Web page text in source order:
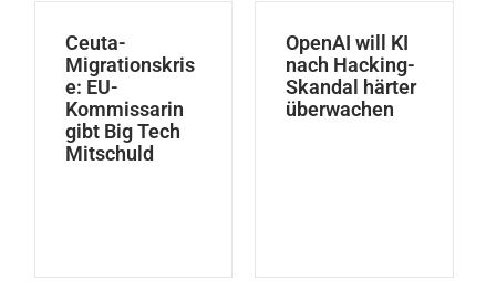
Ceuta-
Migrationskris
e: EU-
Kommissarin
gibt Big Tech
Mitschuld
OpenAI will KI
nach Hacking-
Skandal härter
überwachen